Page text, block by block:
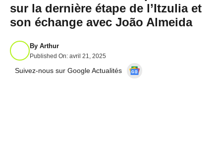
sur la dernière étape de l’Itzulia et
son échange avec João Almeida
By Arthur
Published On: avril 21, 2025
Suivez-nous sur Google Actualités